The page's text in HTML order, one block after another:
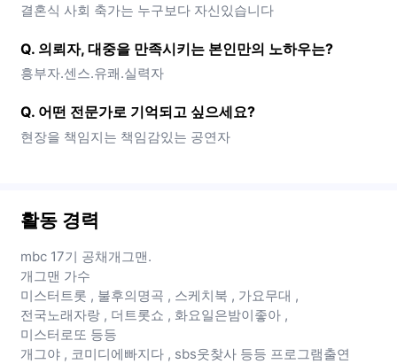
결혼식 사회 축가는 누구보다 자신있습니다
Q. 의뢰자, 대중을 만족시키는 본인만의 노하우는?
흥부자.센스.유쾌.실력자
Q. 어떤 전문가로 기억되고 싶으세요?
현장을 책임지는 책임감있는 공연자
활동 경력
mbc 17기 공채개그맨.
개그맨 가수
미스터트롯 , 불후의명곡 , 스케치북 , 가요무대 ,
전국노래자랑 , 더트롯쇼 , 화요일은밤이좋아 ,
미스터로또 등등
개그야 , 코미디에빠지다 , sbs웃찾사 등등 프로그램출연